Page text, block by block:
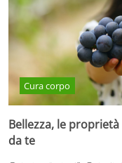
Cura corpo
Bellezza, le
da te